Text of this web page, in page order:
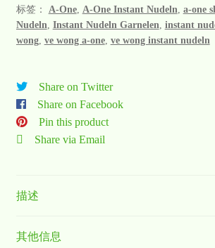
标签： A-One, A-One Instant Nudeln a-one
Nudeln Instant Nudeln Garnelen instant
wong, ve wong a-one, ve wong instant nudeln
Share on Twitter
Share on Facebook
Pin this product
Share via Email
描述
其他信息